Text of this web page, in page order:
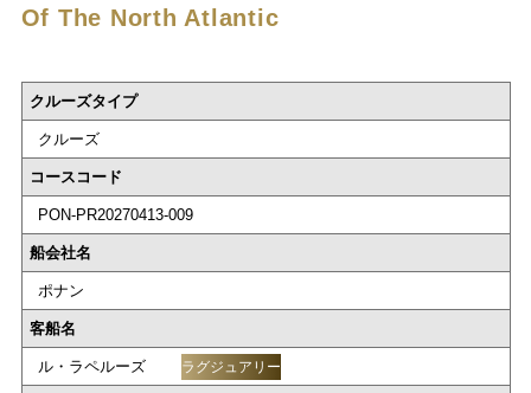
Of The North Atlantic
クルーズタイプ
クルーズ
コースコード
PON-PR20270413-009
船会社名
ポナン
客船名
ル・ラペルーズ ラグジュアリー